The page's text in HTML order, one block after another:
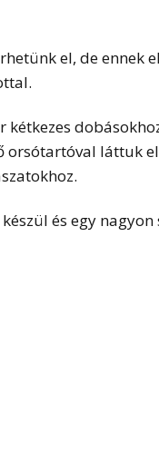
el, de ennek
kétkezes
orsótartóval láttuk
és egy